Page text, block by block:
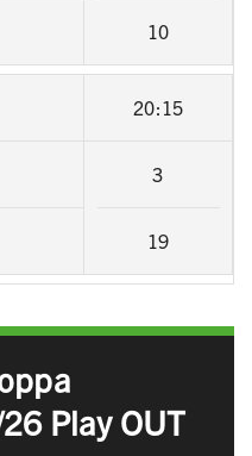
10
20:15
3
19
Play OUT